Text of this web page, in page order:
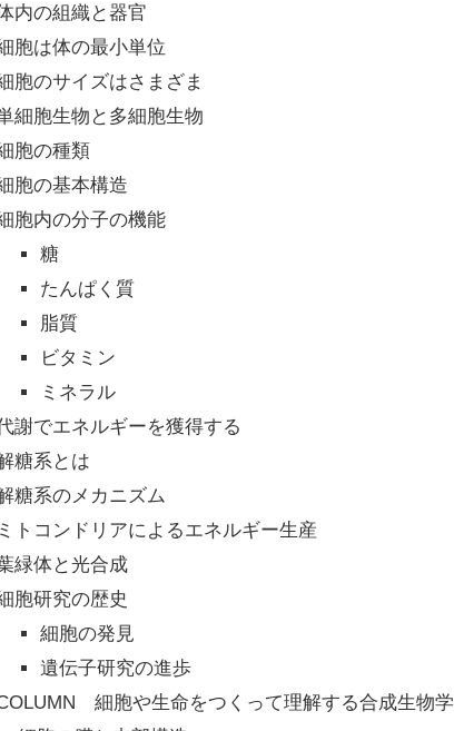
内の組織と器官
胞は体の最小単位
胞のサイズはさまざま
細胞生物と多細胞生物
胞の種類
胞の基本構造
胞内の分子の機能
糖
たんぱく質
脂質
ビタミン
ミネラル
謝でエネルギーを獲得する
糖系とは
糖系のメカニズム
ミトコンドリアによるエネルギー生産
緑体と光合成
胞研究の歴史
細胞の発見
遺伝子研究の進歩
細胞や生命をつくって理解する合成生物学